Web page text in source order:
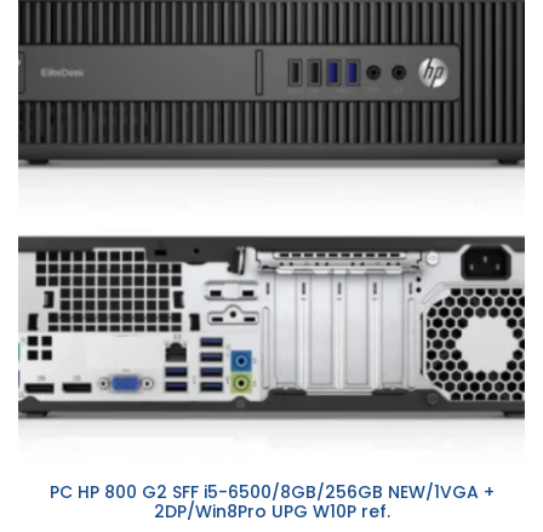
PC HP 800 G2 SFF i5-6500/8GB/256GB NEW/1VGA +
2DP/Win8Pro UPG W10P ref.